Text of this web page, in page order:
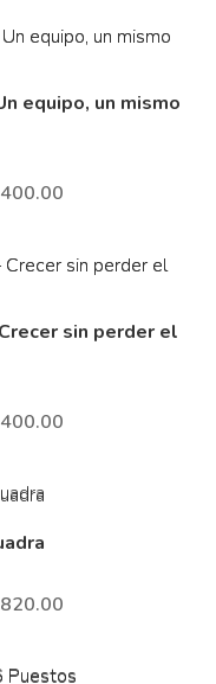
equipo, un mismo
sin perder el